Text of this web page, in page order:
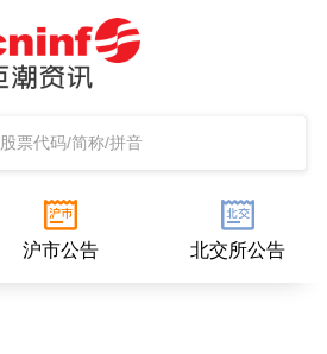
股票代码/简称/拼音
沪市公告 北交所公告